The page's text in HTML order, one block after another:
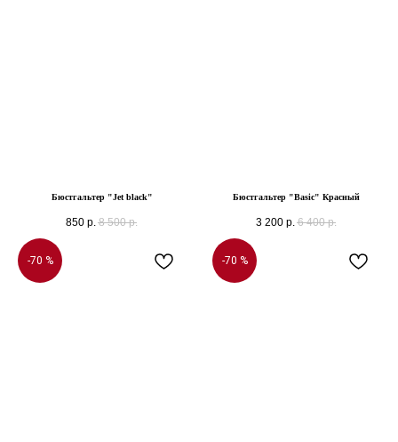
Бюстгальтер "Jet black"
850 р. 8 500 р.
Бюстгальтер "Basic" Красный
3 200 р. 6 400 р.
-70 % -70 %